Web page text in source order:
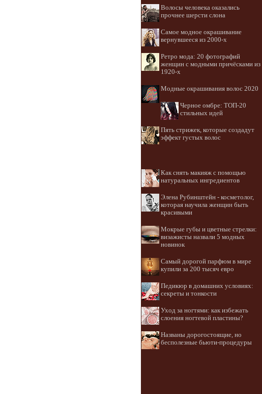
Волосы человека оказались
прочнее шерсти слона
Самое модное окрашивание
вернувшееся из 2000-х
Ретро мода: 20 фотографий
женщин с модными причёсками из
1920-х
Модные окрашивания волос 2020
Черное омбре: ТОП-20
стильных идей
Пять стрижек, которые создадут
эффект густых волос
Как снять макияж с помощью
натуральных ингредиентов
Элена Рубинштейн - косметолог,
которая научила женщин быть
красивыми
Мокрые губы и цветные стрелки:
визажисты назвали 5 модных
новинок
Самый дорогой парфюм в мире
купили за 200 тысяч евро
Педикюр в домашних условиях:
секреты и тонкости
Уход за ногтями: как избежать
слоения ногтевой пластины?
Названы дорогостоящие, но
бесполезные бьюти-процедуры